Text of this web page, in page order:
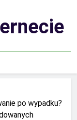
po wypadku?